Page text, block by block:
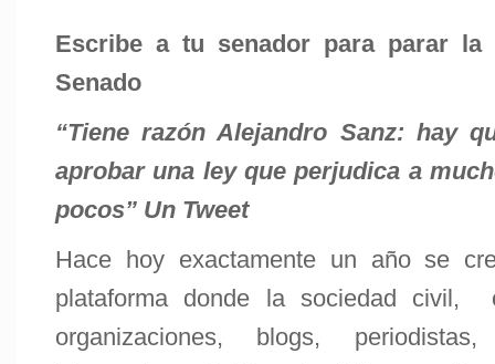
Escribe a tu senador para parar la
Senado
“Tiene razón Alejandro Sanz: hay
aprobar una ley que perjudica a
pocos” Un Tweet
Hace hoy exactamente un año se
plataforma donde la sociedad civil,
organizaciones, blogs,